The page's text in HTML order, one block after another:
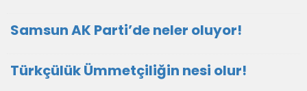
Samsun AK Parti’de neler oluyor!
Türkçülük Ümmetçiliğin nesi olur!